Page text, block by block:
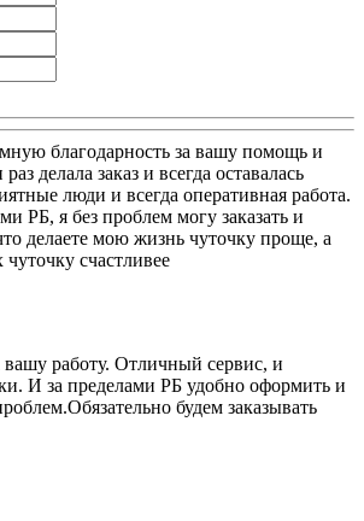
благодарность за вашу помощь и
делала заказ и всегда оставалась
люди и всегда оперативная работа.
РБ, я без проблем могу заказать и
делаете мою жизнь чуточку проще, а
счастливее
работу. Отличный сервис, и
И за пределами РБ удобно оформить и
будем заказывать